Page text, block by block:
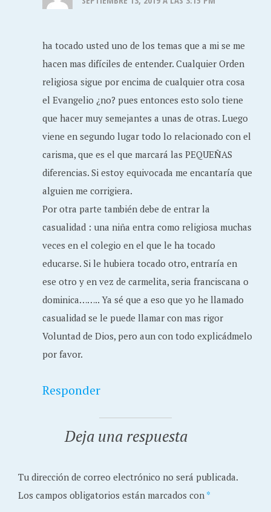
ha tocado usted uno de los temas que a mi se me
hacen mas difíciles de entender. Cualquier Orden
religiosa sigue por encima de cualquier otra cosa
el Evangelio ¿no? pues entonces esto solo tiene
que hacer muy semejantes a unas de otras. Luego
viene en segundo lugar todo lo relacionado con el
carisma, que es el que marcará las PEQUEÑAS
diferencias. Si estoy equivocada me encantaría que
alguien me corrigiera.
Por otra parte también debe de entrar la
casualidad : una niña entra como religiosa muchas
veces en el colegio en el que le ha tocado
educarse. Si le hubiera tocado otro, entraría en
ese otro y en vez de carmelita, seria franciscana o
dominica…….. Ya sé que a eso que yo he llamado
casualidad se le puede llamar con mas rigor
Voluntad de Dios, pero aun con todo explicádmelo
por favor.
Responder
Deja una respuesta
Tu dirección de correo electrónico no será publicada.
Los campos obligatorios están marcados con *